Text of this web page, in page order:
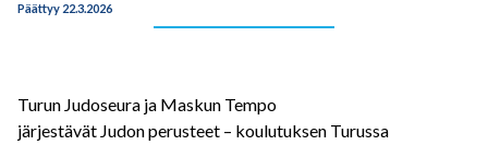
Päättyy 22.3.2026
Turun Judoseura ja Maskun Tempo
järjestävät Judon perusteet – koulutuksen Turussa